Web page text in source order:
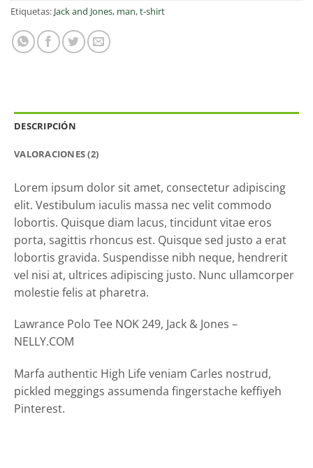
Etiquetas: Jack and Jones, man,t-shirt
DESCRIPCIÓN
VALORACIONES (2)
Lorem ipsum dolor sit amet, consectetur adipiscing
elit. Vestibulum iaculis massa nec velit commodo
lobortis. Quisque diam lacus, tincidunt vitae eros
porta, sagittis rhoncus est. Quisque sed justo a erat
lobortis gravida. Suspendisse nibh neque, hendrerit
vel nisi at, ultrices adipiscing justo. Nunc ullamcorper
molestie felis at pharetra.
Lawrance Polo Tee NOK 249, Jack & Jones –
NELLY.COM
Marfa authentic High Life veniam Carles nostrud,
pickled meggings assumenda fingerstache keffiyeh
Pinterest.